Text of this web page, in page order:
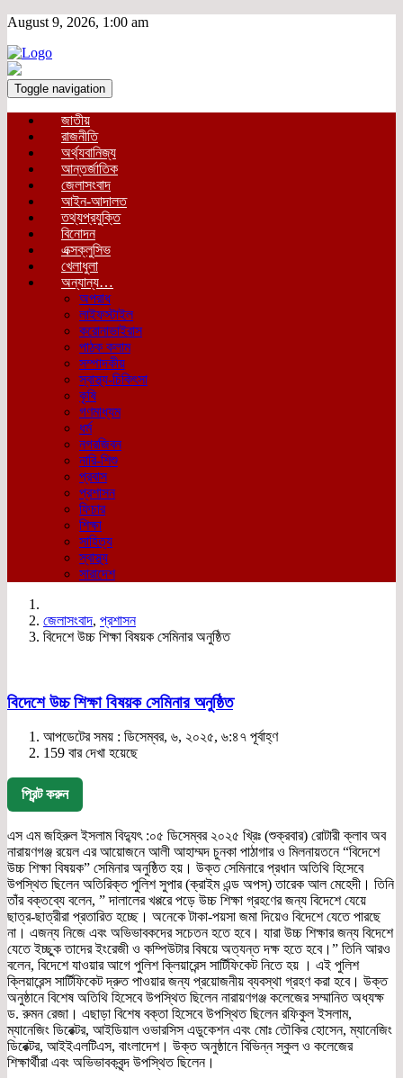
August 9, 2026, 1:00 am
Toggle navigation
জাতীয়
রাজনীতি
অর্থ্যবানিজ্য
আন্তর্জাতিক
জেলাসংবাদ
আইন-আদালত
তথ্যপ্রযুক্তি
বিনোদন
এক্সক্লুসিভ
খেলাধুলা
অন্যান্য…
অপরাধ
লাইফস্টাইল
করোনাভাইরাস
পাঠক কলাম
সম্পাদকীয়
স্বাস্থ্য-চিকিৎসা
কৃষি
গণমাধ্যম
ধর্ম
নগরজিবন
নারি-শিশু
প্রবাস
প্রশাসন
ফিচার
শিক্ষা
সাহিত্য
স্বাস্থ্য
সারাদেশ
জেলাসংবাদ, প্রশাসন
বিদেশে উচ্চ শিক্ষা বিষয়ক সেমিনার অনুষ্ঠিত
বিদেশে উচ্চ শিক্ষা বিষয়ক সেমিনার অনুষ্ঠিত
আপডেটের সময় : ডিসেম্বর, ৬, ২০২৫, ৬:৪৭ পূর্বাহ্ণ
159 বার দেখা হয়েছে
প্রিন্ট করুন
এস এম জহিরুল ইসলাম বিদ্যুৎ :০৫ ডিসেম্বর ২০২৫ খ্রিঃ (শুক্রবার) রোটারী ক্লাব অব
নারায়ণগঞ্জ রয়েল এর আয়োজনে আলী আহাম্মদ চুনকা পাঠাগার ও মিলনায়তনে “বিদেশে
উচ্চ শিক্ষা বিষয়ক” সেমিনার অনুষ্ঠিত হয়। উক্ত সেমিনারে প্রধান অতিথি হিসেবে
উপস্থিত ছিলেন অতিরিক্ত পুলিশ সুপার (ক্রাইম এন্ড অপস্) তারেক আল মেহেদী। তিনি
তাঁর বক্তব্যে বলেন, ” দালালের খপ্পরে পড়ে উচ্চ শিক্ষা গ্রহণের জন্য বিদেশে যেয়ে
ছাত্র-ছাত্রীরা প্রতারিত হচ্ছে। অনেকে টাকা-পয়সা জমা দিয়েও বিদেশে যেতে পারছে
না। এজন্য নিজে এবং অভিভাবকদের সচেতন হতে হবে। যারা উচ্চ শিক্ষার জন্য বিদেশে
যেতে ইচ্ছুক তাদের ইংরেজী ও কম্পিউটার বিষয়ে অত্যন্ত দক্ষ হতে হবে।” তিনি আরও
বলেন, বিদেশে যাওয়ার আগে পুলিশ ক্লিয়ারেন্স সার্টিফিকেট নিতে হয় । এই পুলিশ
ক্লিয়ারেন্স সার্টিফিকেট দ্রুত পাওয়ার জন্য প্রয়োজনীয় ব্যবস্থা গ্রহণ করা হবে। উক্ত
অনুষ্ঠানে বিশেষ অতিথি হিসেবে উপস্থিত ছিলেন নারায়ণগঞ্জ কলেজের সম্মানিত অধ্যক্ষ
ড. রুমন রেজা। এছাড়া বিশেষ বক্তা হিসেবে উপস্থিত ছিলেন রফিকুল ইসলাম,
ম্যানেজিং ডিরেক্টর, আইডিয়াল ওভারসিস এডুকেশন এবং মোঃ তৌকির হোসেন, ম্যানেজিং
ডিরেক্টর, আইইএলটিএস, বাংলাদেশ। উক্ত অনুষ্ঠানে বিভিন্ন স্কুল ও কলেজের
শিক্ষার্থীরা এবং অভিভাবকবৃন্দ উপস্থিত ছিলেন।